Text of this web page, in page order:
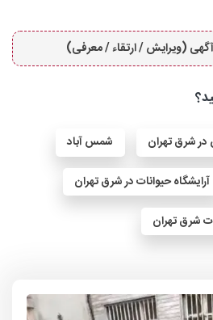
(ویرایش / ارتقاء / معرفی)
در شرق تهران شمس آباد
آرایشگاه حیوانات در شرق تهران
شرق تهران